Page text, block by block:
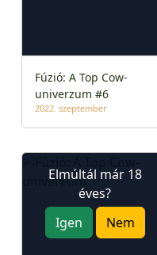
Fúzió: A Top Cow-
univerzum #6
2022. szeptember
Elmúltál már 18
éves?
Igen
Nem